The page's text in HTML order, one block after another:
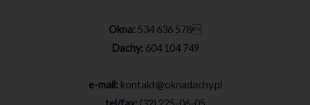
Okna: 534 636 578
Dachy: 604 104 749
e-mail: kontakt@oknadachy.pl